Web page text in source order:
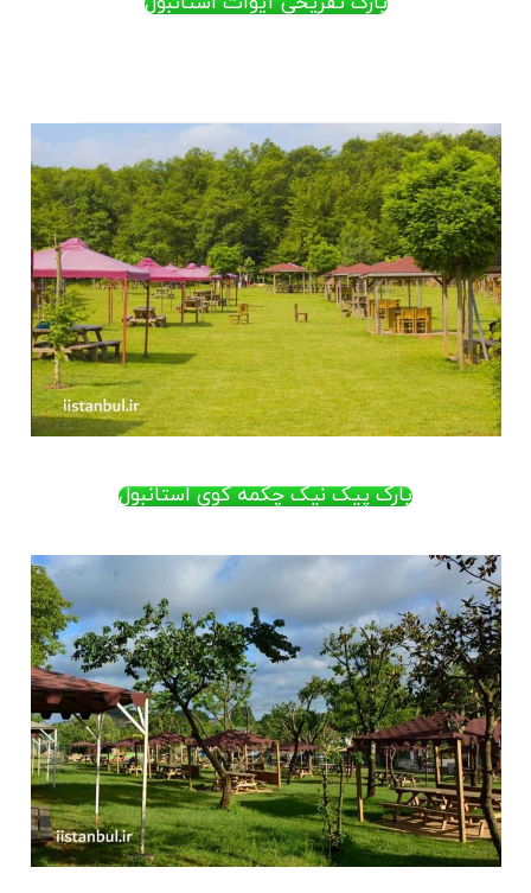
پارک پیک نیک چکمه کوی استانبول